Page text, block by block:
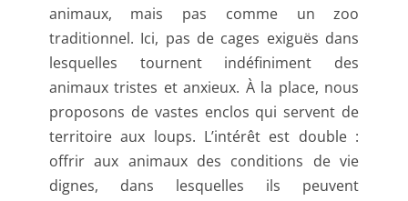
animaux, mais pas comme un zoo
traditionnel. Ici, pas de cages exiguës dans
lesquelles tournent indéfiniment des
animaux tristes et anxieux. À la place, nous
proposons de vastes enclos qui servent de
territoire aux loups. L’intérêt est double :
offrir aux animaux des conditions de vie
dignes, dans lesquelles ils peuvent